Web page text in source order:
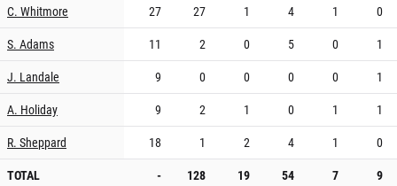
C. Whitmore
27 27 1 4 1
0
S. Adams
11 2 0 5 0
1
J. Landale
9 0 0 0 0
1
A. Holiday
9 2 1 0 1
1
R. Sheppard
18 1 2 4 1
0
TOTAL
- 128 19 54 7 9